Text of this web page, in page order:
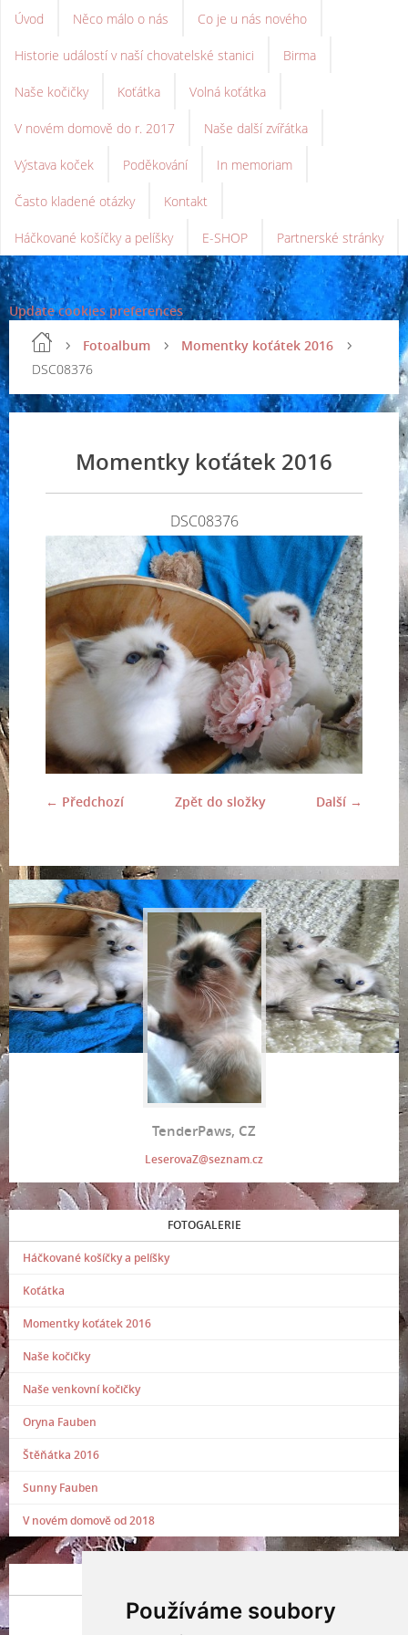
Používáme soubory
Úvod Něco málo o nás Co je u nás nového
Historie událostí v naší chovatelské stanici Birma
Naše kočičky Koťátka Volná koťátka
V novém domově do r. 2017 Naše další zvířátka
Výstava koček Poděkování In memoriam
Často kladené otázky Kontakt
Háčkované košíčky a pelíšky E-SHOP Partnerské stránky
Update cookies preferences
Fotoalbum
Momentky koťátek 2016
DSC08376
Momentky koťátek 2016
DSC08376
← Předchozí Další →
Zpět do složky
TenderPaws, CZ
LeserovaZ@seznam.cz
FOTOGALERIE
Háčkované košíčky a pelíšky
Koťátka
Momentky koťátek 2016
Naše kočičky
Naše venkovní kočičky
Oryna Fauben
Štěňátka 2016
Sunny Fauben
V novém domově od 2018